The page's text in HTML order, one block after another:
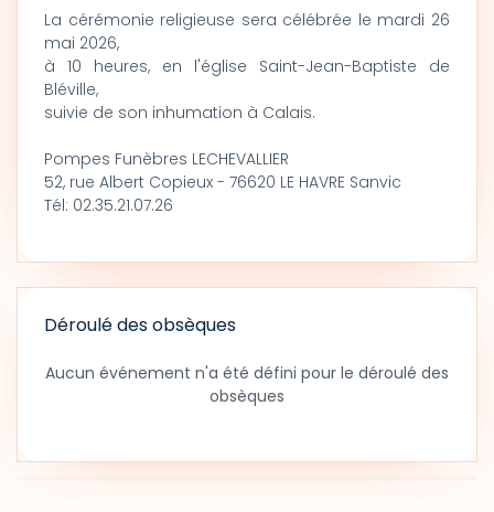
La cérémonie religieuse sera célébrée le mardi 26
mai 2026,
à 10 heures, en l'église Saint-Jean-Baptiste de
Bléville,
suivie de son inhumation à Calais.
Pompes Funèbres LECHEVALLIER
52, rue Albert Copieux - 76620 LE HAVRE Sanvic
Tél: 02.35.21.07.26
Déroulé des obsèques
Aucun événement n'a été défini pour le déroulé des
obsèques